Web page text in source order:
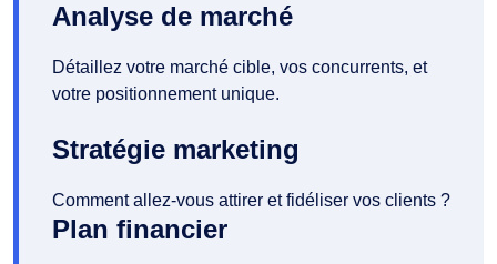
Analyse de marché
Détaillez votre marché cible, vos concurrents, et
votre positionnement unique.
Stratégie marketing
Comment allez-vous attirer et fidéliser vos clients ?
Plan financier